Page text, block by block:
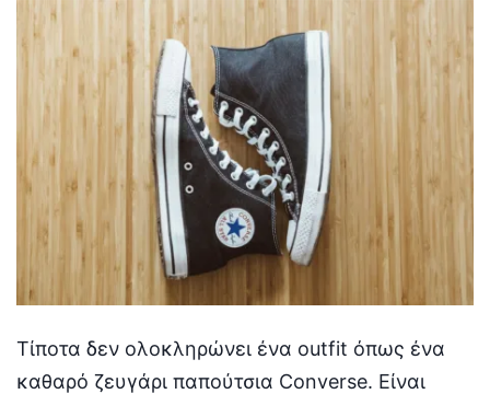
Τίποτα δεν ολοκληρώνει ένα outfit όπως ένα
καθαρό ζευγάρι παπούτσια Converse. Είναι